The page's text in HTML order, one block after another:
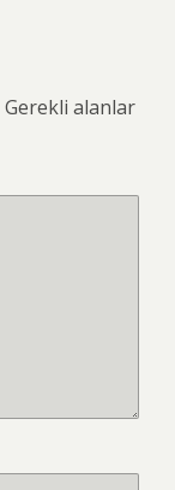
Gerekli alanlar